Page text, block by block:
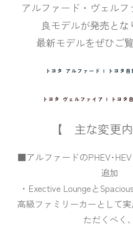
アルファード・ヴェル
良モデルが発売とな
最新モデルをぜひご
トヨタ アルファード | トヨタ自
トヨタ ヴェルファイア | トヨタ
【 主な変更
■アルファードのPHEV･
追加
・Exective Loungeと
高級ファミリーカーとして
ただくべく、